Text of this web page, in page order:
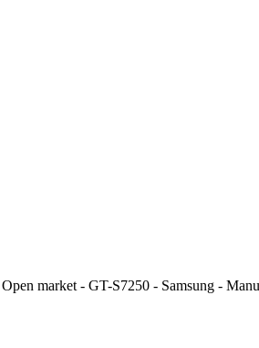
market - GT-S7250 - Samsung -